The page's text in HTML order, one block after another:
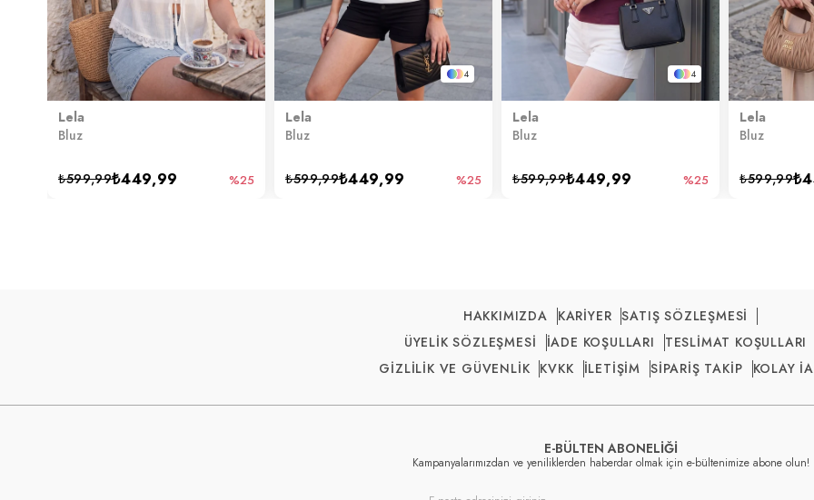
Lela
Bluz
₺449,99
₺599,99 %25
4
Lela
Bluz
₺449,99
₺599,99 %25
4
Lela
Bluz
₺449,99
₺599,99 %25
Lela
Bluz
₺599,99
HAKKIMIZDA KARİYER SATIŞ SÖZLEŞMESİ
ÜYELİK SÖZLEŞMESİ
İADE KOŞULLARI
TESLİMAT KOŞULLARI
GİZLİLİK VE GÜVENLİK KVKK İLETİŞİM SİPARİŞ TAKİP KOLAY
E-BÜLTEN ABONELİĞİ
Kampanyalarımızdan ve yeniliklerden haberdar olmak için e-bültenimize abone olun!